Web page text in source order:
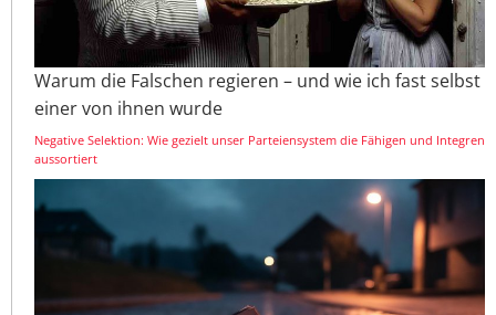
Warum die Falschen regieren – und wie ich fast selbst
einer von ihnen wurde
Negative Selektion: Wie gezielt unser Parteiensystem die Fähigen und Integren
aussortiert